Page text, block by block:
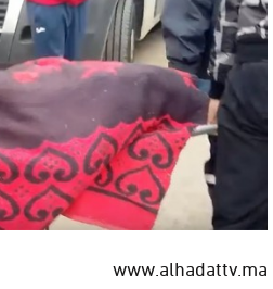
www.alhadattv.ma